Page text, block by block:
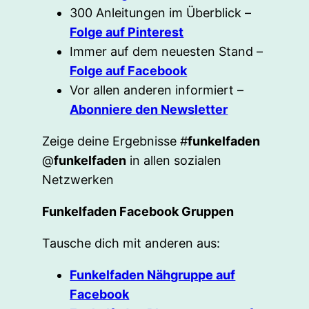
300 Anleitungen im Überblick –
Folge auf Pinterest
Immer auf dem neuesten Stand –
Folge auf Facebook
Vor allen anderen informiert –
Abonniere den Newsletter
Zeige deine Ergebnisse #funkelfaden
@funkelfaden in allen sozialen
Netzwerken
Funkelfaden Facebook Gruppen
Tausche dich mit anderen aus:
Funkelfaden Nähgruppe auf
Facebook